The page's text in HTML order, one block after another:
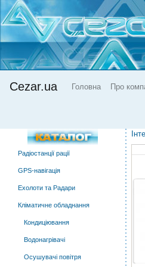
Cezar.ua Головна Про
Радіостанції рації
GPS-навігація
Ехолоти та Радари
Кліматичне обладнання
Кондиціювання
Водонагрівачі
Осушувачі повітря